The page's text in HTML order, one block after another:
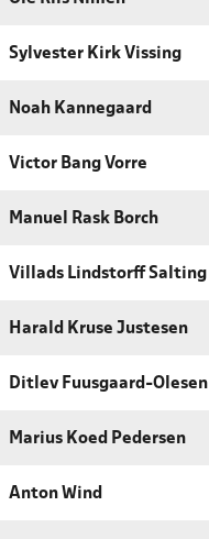
Sylvester Kirk Vissing
Noah Kannegaard
Victor Bang Vorre
Manuel Rask Borch
Villads Lindstorff Salting
Harald Kruse Justesen
Ditlev Fuusgaard-Olesen
Marius Koed Pedersen
Anton Wind